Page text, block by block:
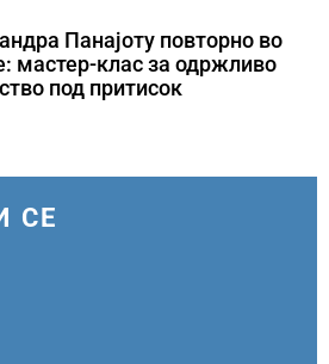
Панајоту повторно во
мастер-клас за одржливо
под притисок
СЕ